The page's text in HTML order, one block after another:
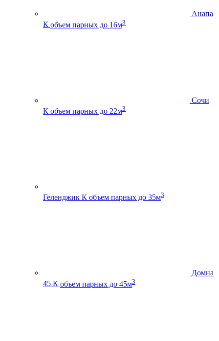
Анапа
К объем парных до 16м3
Сочи
К объем парных до 22м3
Геленджик К объем парных до 35м3
Домна
45 К объем парных до 45м3